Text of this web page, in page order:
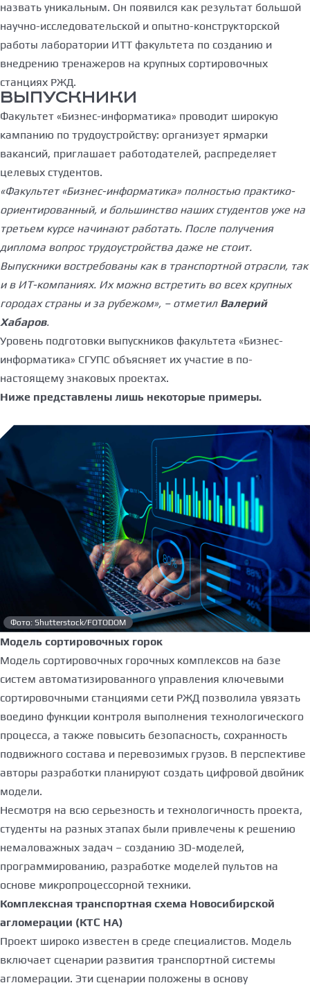
назвать уникальным. Он появился как результат большой
научно-исследовательской и опытно-конструкторской
работы лаборатории ИТТ факультета по созданию и
внедрению тренажеров на крупных сортировочных
станциях РЖД.
ВЫПУСКНИКИ
Факультет «Бизнес-информатика» проводит широкую
кампанию по трудоустройству: организует ярмарки
вакансий, приглашает работодателей, распределяет
целевых студентов.
«Факультет «Бизнес-информатика» полностью практико-
ориентированный, и большинство наших студентов уже на
третьем курсе начинают работать. После получения
диплома вопрос трудоустройства даже не стоит.
Выпускники востребованы как в транспортной отрасли, так
и в ИТ-компаниях. Их можно встретить во всех крупных
городах страны и за рубежом», – отметилВалерий
Хабаров.
Уровень подготовки выпускников факультета «Бизнес-
информатика» СГУПС объясняет их участие в по-
настоящему знаковых проектах.
Ниже представлены лишь некоторые примеры.
Фото: Shutterstock/FOTODOM
Модель сортировочных горок
Модель сортировочных горочных комплексов на базе
систем автоматизированного управления ключевыми
сортировочными станциями сети РЖД позволила увязать
воедино функции контроля выполнения технологического
процесса, а также повысить безопасность, сохранность
подвижного состава и перевозимых грузов. В перспективе
авторы разработки планируют создать цифровой двойник
модели.
Несмотря на всю серьезность и технологичность проекта,
студенты на разных этапах были привлечены к решению
немаловажных задач – созданию 3D-моделей,
программированию, разработке моделей пультов на
основе микропроцессорной техники.
Комплексная транспортная схема Новосибирской
агломерации (КТС НА)
Проект широко известен в среде специалистов. Модель
включает сценарии развития транспортной системы
агломерации. Эти сценарии положены в основу